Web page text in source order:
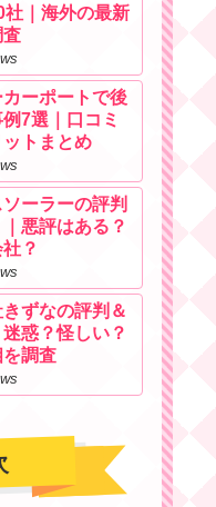
社｜海外の最新
査
カーポートで後
7選｜口コミ
ットまとめ
ーラーの評判
悪評はある？
？
ずなの評判＆
惑？怪しい？
を調査